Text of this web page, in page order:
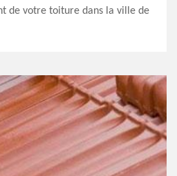
de votre toiture dans la ville de